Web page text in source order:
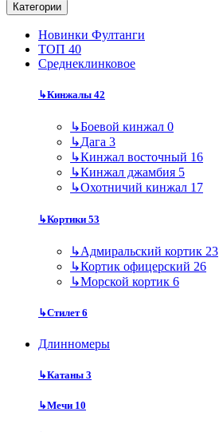
Категории
Новинки Фултанги
ТОП 40
Среднеклинковое
↳Кинжалы 42
↳Боевой кинжал 0
↳Дага 3
↳Кинжал восточный 16
↳Кинжал джамбия 5
↳Охотничий кинжал 17
↳Кортики 53
↳Адмиральский кортик 23
↳Кортик офицерский 26
↳Морской кортик 6
↳Стилет6
Длинномеры
↳Катаны 3
↳Мечи 10